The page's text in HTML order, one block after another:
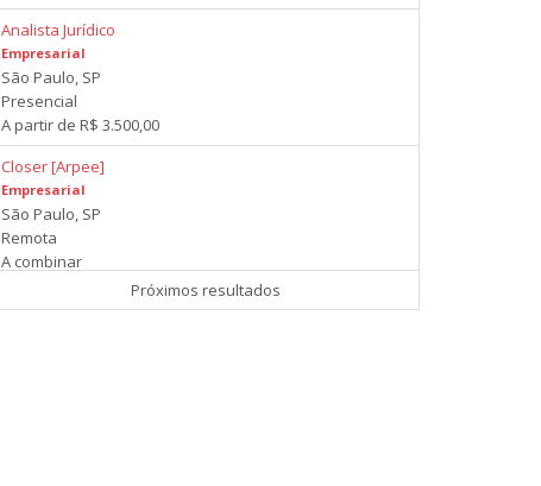
Analista Jurídico
Empresarial
São Paulo, SP
Presencial
A partir de R$ 3.500,00
Closer [Arpee]
Empresarial
São Paulo, SP
Remota
A combinar
Próximos resultados